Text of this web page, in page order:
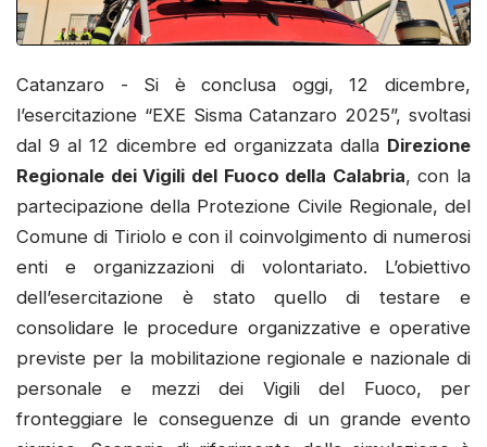
Catanzaro - Si è conclusa oggi, 12 dicembre,
l’esercitazione “EXE Sisma Catanzaro 2025”, svoltasi
dal 9 al 12 dicembre ed organizzata dalla Direzione
Regionale dei Vigili del Fuoco della Calabria, con la
partecipazione della Protezione Civile Regionale, del
Comune di Tiriolo e con il coinvolgimento di numerosi
enti e organizzazioni di volontariato. L’obiettivo
dell’esercitazione è stato quello di testare e
consolidare le procedure organizzative e operative
previste per la mobilitazione regionale e nazionale di
personale e mezzi dei Vigili del Fuoco, per
fronteggiare le conseguenze di un grande evento